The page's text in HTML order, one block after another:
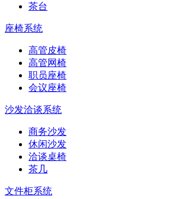
茶台
座椅系统
高管皮椅
高管网椅
职员座椅
会议座椅
沙发洽谈系统
商务沙发
休闲沙发
洽谈桌椅
茶几
文件柜系统